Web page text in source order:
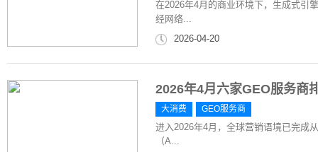
在2026年4月的商业环境下，生成式引
经网络...
2026-04-20
2026年4月六家GEO服务商
大消费 GEO服务商
进入2026年4月，全球营销语境已完成
（A...